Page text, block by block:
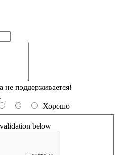
не поддерживается!
Хорошо
below